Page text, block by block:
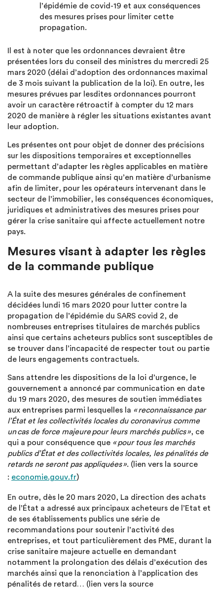
l’épidémie de covid-19 et aux conséquences
des mesures prises pour limiter cette
propagation.
Il est à noter que les ordonnances devraient être
présentées lors du conseil des ministres du mercredi 25
mars 2020 (délai d’adoption des ordonnances maximal
de 3 mois suivant la publication de la loi). En outre, les
mesures prévues par lesdites ordonnances pourront
avoir un caractère rétroactif à compter du 12 mars
2020 de manière à régler les situations existantes avant
leur adoption.
Les présentes ont pour objet de donner des précisions
sur les dispositions temporaires et exceptionnelles
permettant d’adapter les règles applicables en matière
de commande publique ainsi qu’en matière d’urbanisme
afin de limiter, pour les opérateurs intervenant dans le
secteur de l’immobilier, les conséquences économiques,
juridiques et administratives des mesures prises pour
gérer la crise sanitaire qui affecte actuellement notre
pays.
Mesures visant à adapter les règles
de la commande publique
A la suite des mesures générales de confinement
décidées lundi 16 mars 2020 pour lutter contre la
propagation de l’épidémie du SARS covid 2, de
nombreuses entreprises titulaires de marchés publics
ainsi que certains acheteurs publics sont susceptibles de
se trouver dans l’incapacité de respecter tout ou partie
de leurs engagements contractuels.
Sans attendre les dispositions de la loi d’urgence, le
gouvernement a annoncé par communication en date
du 19 mars 2020, des mesures de soutien immédiates
aux entreprises parmi lesquelles la « reconnaissance par
l’État et les collectivités locales du coronavirus comme
un cas de force majeure pour leurs marchés publics », ce
qui a pour conséquence que « pour tous les marchés
publics d’État et des collectivités locales, les pénalités de
retards ne seront pas appliquées ». (lien vers la source
: economie.gouv.fr)
En outre, dès le 20 mars 2020, La direction des achats
de l’État a adressé aux principaux acheteurs de l’Etat et
de ses établissements publics une série de
recommandations pour soutenir l’activité des
entreprises, et tout particulièrement des PME, durant la
crise sanitaire majeure actuelle en demandant
notamment la prolongation des délais d’exécution des
marchés ainsi que la renonciation à l’application des
pénalités de retard… (lien vers la source